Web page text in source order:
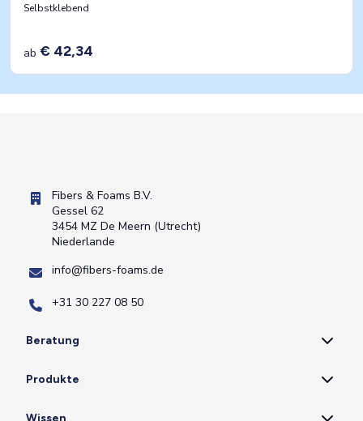
Selbstklebend
ab € 42,34
Fibers & Foams B.V.
Gessel 62
3454 MZ De Meern (Utrecht)
Niederlande
info@fibers-foams.de
+31 30 227 08 50
Beratung
Produkte
Wissen